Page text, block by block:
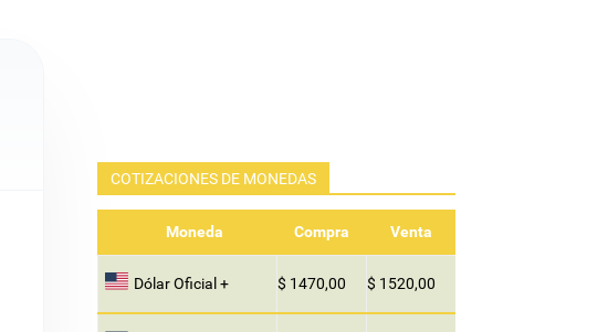
COTIZACIONES DE MONEDAS
Moneda Compra Venta
Dólar Oficial + $ 1470,00 $ 1520,00